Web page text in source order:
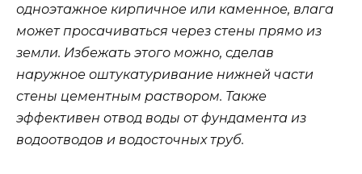
одноэтажное кирпичное или каменное, влага
может просачиваться через стены прямо из
земли. Избежать этого можно, сделав
наружное оштукатуривание нижней части
стены цементным раствором. Также
эффективен отвод воды от фундамента из
водоотводов и водосточных труб.